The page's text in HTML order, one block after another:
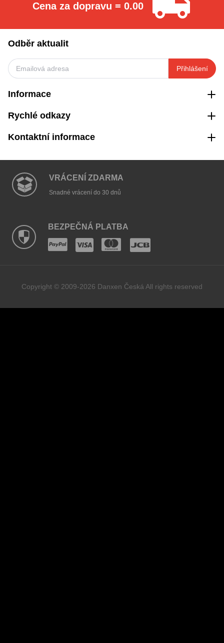
Cena za dopravu = 0.00
Odběr aktualit
Přihlášení
Informace
Rychlé odkazy
Kontaktní informace
VRÁCENÍ ZDARMA
Snadné vrácení do 30 dnů
BEZPEČNÁ PLATBA
Copyright © 2009-2026 Danxen Česká All rights reserved